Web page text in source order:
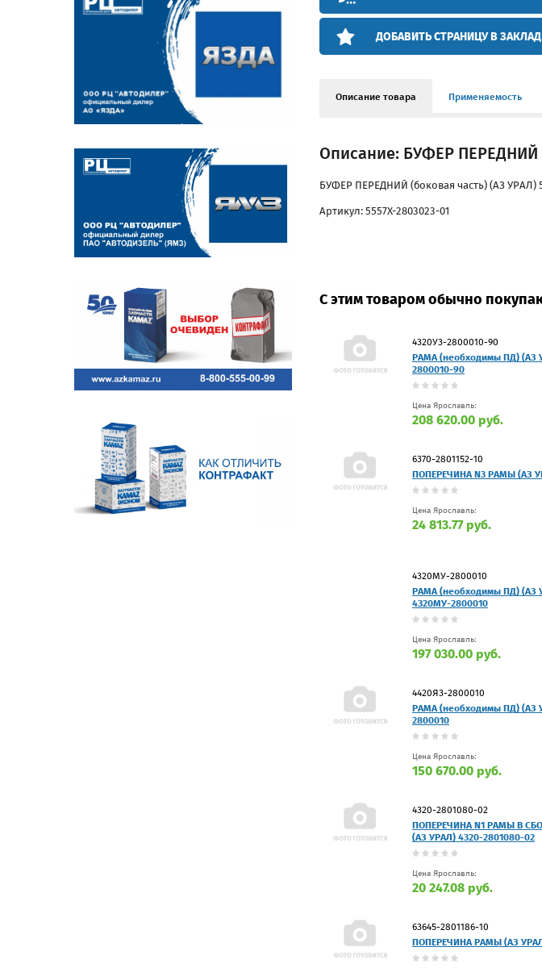
ДОБАВИТЬ СТРАНИЦУ В
Описание товара Применяемость
Описание: БУФЕР ПЕРЕДНИЙ
БУФЕР ПЕРЕДНИЙ (боковая часть) (АЗ УРАЛ)
Артикул: 5557Х-2803023-01
С этим товаром обычно
4320У3-2800010-90
РАМА (необходимы ПД) (АЗ
2800010-90
Цена Ярославль:
208 620.00 руб.
6370-2801152-10
ПОПЕРЕЧИНА N3 РАМЫ (АЗ
Цена Ярославль:
24 813.77 руб.
4320МУ-2800010
РАМА (необходимы ПД) (АЗ
4320МУ-2800010
Цена Ярославль:
197 030.00 руб.
4420Я3-2800010
РАМА (необходимы ПД) (АЗ
2800010
Цена Ярославль:
150 670.00 руб.
4320-2801080-02
ПОПЕРЕЧИНА N1 РАМЫ В
(АЗ УРАЛ) 4320-2801080-02
Цена Ярославль:
20 247.08 руб.
63645-2801186-10
ПОПЕРЕЧИНА РАМЫ (АЗ